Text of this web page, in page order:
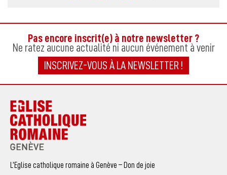
Pas encore inscrit(e) à notre newsletter ?
Ne ratez aucune actualité ni aucun événement à venir
INSCRIVEZ-VOUS À LA NEWSLETTER !
L’Eglise catholique romaine à Genève – Don de joie